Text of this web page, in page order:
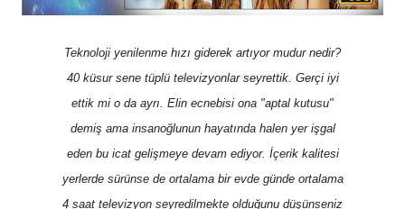
Teknoloji yenilenme hızı giderek artıyor mudur nedir?
40 küsur sene tüplü televizyonlar seyrettik. Gerçi iyi
ettik mi o da ayrı. Elin ecnebisi ona "aptal kutusu"
demiş ama insanoğlunun hayatında halen yer işgal
eden bu icat gelişmeye devam ediyor. İçerik kalitesi
yerlerde sürünse de ortalama bir evde günde ortalama
4 saat televizyon seyredilmekte olduğunu düşünseniz